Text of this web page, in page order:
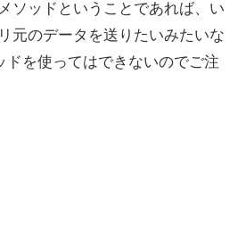
ソッドということであれば、い
元のデータを送りたいみたいな
ドを使ってはできないのでご注